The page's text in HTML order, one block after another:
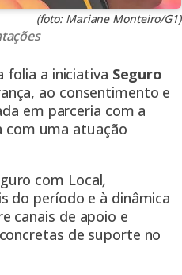
(foto: Mariane Monteiro/G1)
folia a iniciativa Seguro
ao consentimento e
em parceria com a
com uma atuação
com Local,
do período e à dinâmica
canais de apoio e
de suporte no